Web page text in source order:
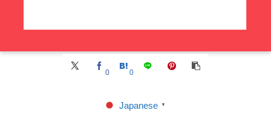
0 0
Japanese ▼